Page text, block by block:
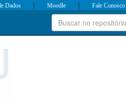
Dados | Moodle | Fale Conosco